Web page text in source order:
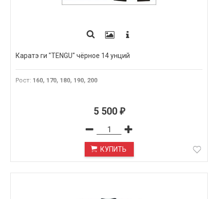
Каратэ ги "TENGU" чёрное 14 унций
Рост: 160, 170, 180, 190, 200
5 500 ₽
КУПИТЬ